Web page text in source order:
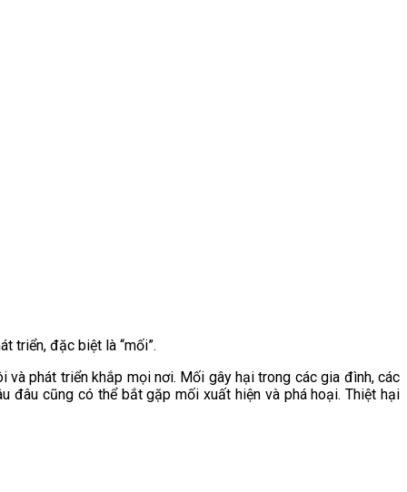
triển, đặc biệt là “mối”.
và phát triển khắp mọi nơi. Mối gây hại trong các gia đình, các
đâu cũng có thể bắt gặp mối xuất hiện và phá hoại. Thiệt hại